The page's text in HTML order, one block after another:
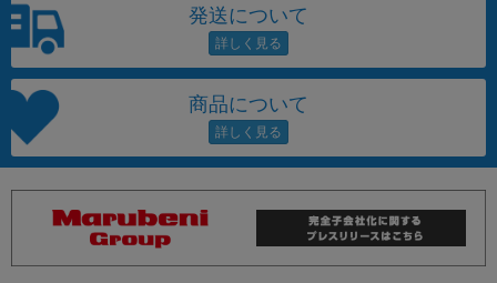
発送について
商品について